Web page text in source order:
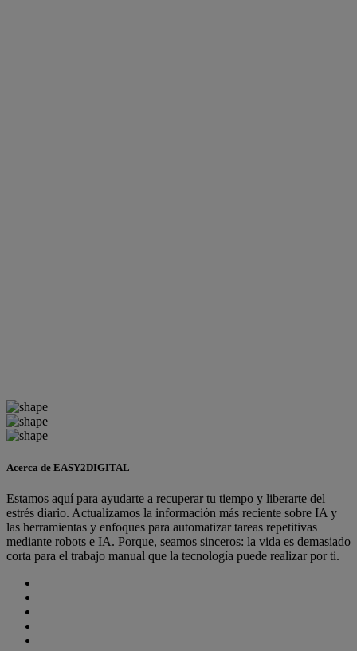
Acerca de EASY2DIGITAL
Estamos aquí para ayudarte a recuperar tu tiempo y liberarte del
estrés diario. Actualizamos la información más reciente sobre IA y
las herramientas y enfoques para automatizar tareas repetitivas
mediante robots e IA. Porque, seamos sinceros: la vida es demasiado
corta para el trabajo manual que la tecnología puede realizar por ti.